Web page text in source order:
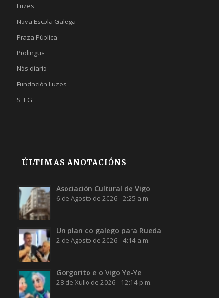
Luzes
Nova Escola Galega
Praza Pública
Prolingua
Nós diario
Fundación Luzes
STEG
ÚLTIMAS ANOTACIÓNS
Asociación Cultural de Vigo
6 de Agosto de 2026 - 2:25 a.m.
Un plan do galego para Rueda
2 de Agosto de 2026 - 4:14 a.m.
Gorgorito e o Vigo Ye-Ye
28 de Xullo de 2026 - 12:14 p.m.